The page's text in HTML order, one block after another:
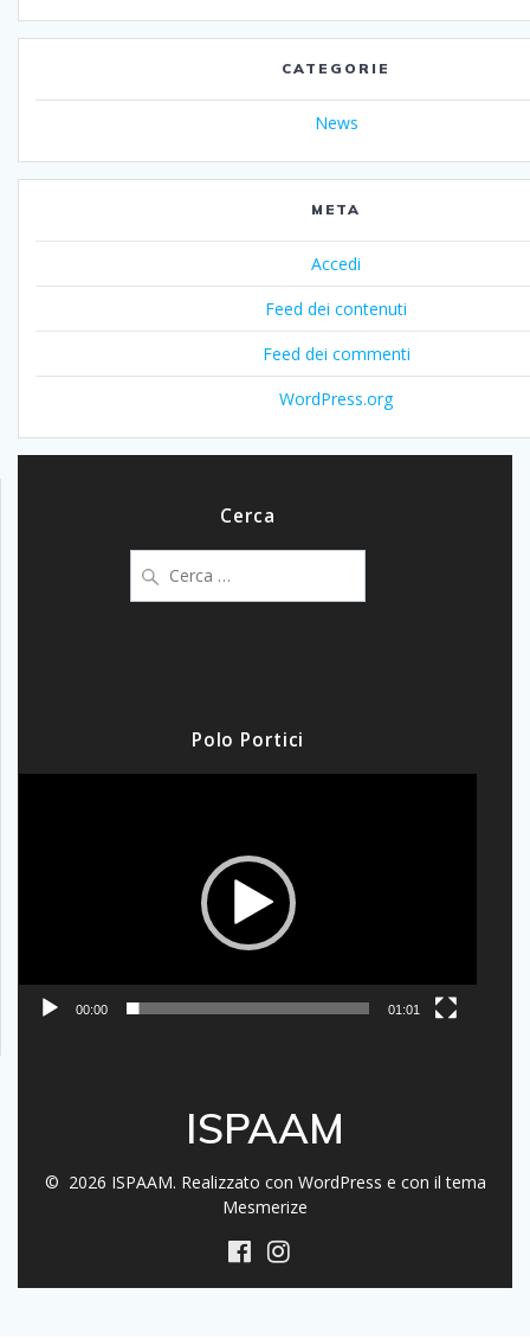
CATEGORIE
News
META
Accedi
Feed dei contenuti
Feed dei commenti
WordPress.org
Cerca
per:
Polo Portici
00:00 01:01
ISPAAM
© 2026 ISPAAM. Realizzato con WordPress e con il tema
Mesmerize